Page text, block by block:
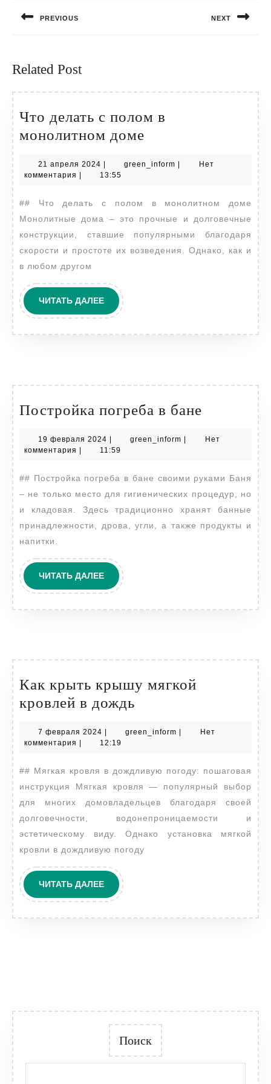
записям
PREVIOUS NEXT
Related Post
Что делать с полом в
монолитном доме
с
монолитном
доме
21 апреля 2024 21
апреля
green_inform green_inform
Нет
комментария
13:55
## Что делать с полом в монолитном доме
Монолитные дома – это прочные и долговечные
конструкции, ставшие популярными благодаря
скорости и простоте их возведения. Однако, как и
в любом другом
ЧИТАТЬ ДАЛЕЕЧИТАТЬ
ДАЛЕЕ
Постройка погреба в бане
в
19 февраля 2024 19
февраля
| green_inform green_inform
|
Нет
комментария | 11:59
## Постройка погреба в бане своими руками Баня
– не только место для гигиенических процедур, но
и кладовая. Здесь традиционно хранят банные
принадлежности, дрова, угли, а также продукты и
напитки.
ЧИТАТЬ ДАЛЕЕЧИТАТЬ
ДАЛЕЕ
Как крыть крышу мягкой
кровлей в дождь
крышу
кровлей
в
дождь
7 февраля 2024 7
февраля
green_inform green_inform
Нет
комментария
12:19
## Мягкая кровля в дождливую погоду: пошаговая
инструкция Мягкая кровля — популярный выбор
для многих домовладельцев благодаря своей
долговечности, водонепроницаемости и
эстетическому виду. Однако установка мягкой
кровли в дождливую погоду
ЧИТАТЬ ДАЛЕЕЧИТАТЬ
ДАЛЕЕ
Поиск